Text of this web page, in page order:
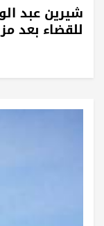
شيرين عبد
للقضاء بعد